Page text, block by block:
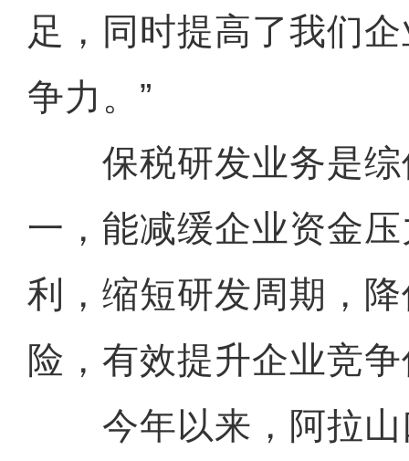
足，同时提高了我们
争力。”
保税研发业务是综
一，能减缓企业资金
利，缩短研发周期，
险，有效提升企业竞
今年以来，阿拉山